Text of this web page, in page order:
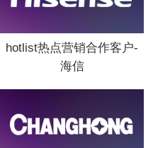
hotlist热点营销合作客户-
海信